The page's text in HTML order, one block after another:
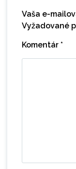
Vaša e-
Vyžadované
Komentár *